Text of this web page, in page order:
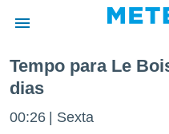
da
foi
Tempo para Le
dias
00:26 Sexta